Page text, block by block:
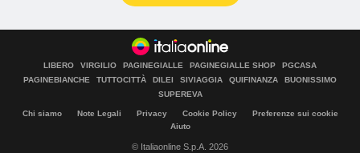
LIBERO VIRGILIO PAGINEGIALLE PAGINEGIALLE SHOP
PGCASA
PAGINEBIANCHE
TUTTOCITTÀ DILEI SIVIAGGIA QUIFINANZA
BUONISSIMO
SUPEREVA
Chi siamo Note Legali Privacy Cookie Policy
Preferenze sui cookie
Aiuto
© Italiaonline S.p.A. 2026